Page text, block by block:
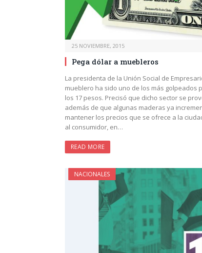
25 NOVIEMBRE, 2015
Pega dólar a muebleros
La presidenta de la Unión Social de
mueblero ha sido uno de los más golpeados
los 17 pesos. Precisó que dicho sector se
además de que algunas maderas ya
mantener los precios que se ofrece a la
al consumidor, en…
READ MORE
NACIONALES